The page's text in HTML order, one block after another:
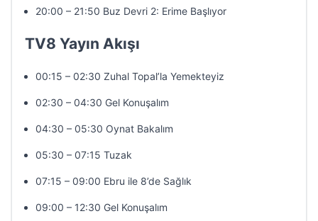
20:00 – 21:50 Buz Devri 2: Erime Başlıyor
TV8 Yayın Akışı
00:15 – 02:30 Zuhal Topal’la Yemekteyiz
02:30 – 04:30 Gel Konuşalım
04:30 – 05:30 Oynat Bakalım
05:30 – 07:15 Tuzak
07:15 – 09:00 Ebru ile 8’de Sağlık
09:00 – 12:30 Gel Konuşalım